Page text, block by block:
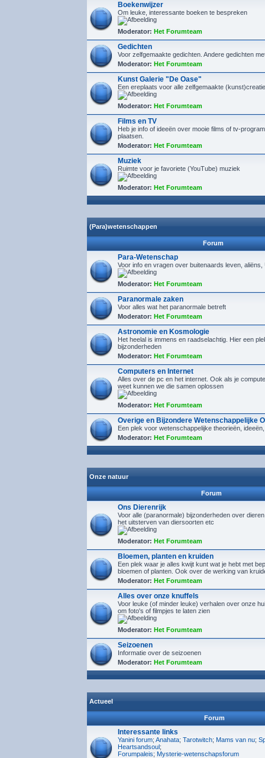
Boekenwijzer
Om leuke, interessante boeken te bespreken
Moderator: Het Forumteam
Gedichten
Voor zelfgemaakte gedichten. Andere gedichten
Moderator: Het Forumteam
Kunst Galerie "De Oase"
Een ereplaats voor alle zelfgemaakte
Moderator: Het Forumteam
Films en TV
Heb je info of ideeën over mooie films of tv-
plaatsen.
Moderator: Het Forumteam
Muziek
Ruimte voor je favoriete (YouTube) muziek
Moderator: Het Forumteam
(Para)wetenschappen
Forum
Para-Wetenschap
Voor info en vragen over buitenaards leven, aliëns,
Moderator: Het Forumteam
Paranormale zaken
Voor alles wat het paranormale betreft
Moderator: Het Forumteam
Astronomie en Kosmologie
Het heelal is immens en raadselachtig. Hier een
bijzonderheden
Moderator: Het Forumteam
Computers en Internet
Alles over de pc en het internet. Ook als je
weet kunnen we die samen oplossen
Moderator: Het Forumteam
Overige en Bijzondere Wetenschappelijke
Een plek voor wetenschappelijke theorieën,
Moderator: Het Forumteam
Onze natuur
Forum
Ons Dierenrijk
Voor alle (paranormale) bijzonderheden over
het uitsterven van diersoorten etc
Moderator: Het Forumteam
Bloemen, planten en kruiden
Een plek waar je alles kwijt kunt wat je hebt met
bloemen of planten. Ook over de werking van
Moderator: Het Forumteam
Alles over onze knuffels
Voor leuke (of minder leuke) verhalen over onze
om foto's of filmpjes te laten zien
Moderator: Het Forumteam
Seizoenen
Informatie over de seizoenen
Moderator: Het Forumteam
Actueel
Forum
Interessante links
Yanini forum; Anahata; Tarotwitch; Mams van nu;
Heartsandsoul;
Forumpaleis; Mysterie-wetenschapsforum